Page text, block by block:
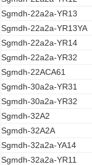
Sgmdh-22a2a-YR13
Sgmdh-22a2a-YR13YA
Sgmdh-22a2a-YR14
Sgmdh-22a2a-YR32
Sgmdh-22ACA61
Sgmdh-30a2a-YR31
Sgmdh-30a2a-YR32
Sgmdh-32A2
Sgmdh-32A2A
Sgmdh-32a2a-YA14
Sgmdh-32a2a-YR11